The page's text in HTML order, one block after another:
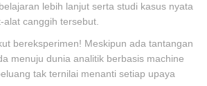
lebih lanjut serta studi kasus nyata
canggih tersebut.
bereksperimen! Meskipun ada tantangan
menuju dunia analitik berbasis machine
tak ternilai menanti setiap upaya